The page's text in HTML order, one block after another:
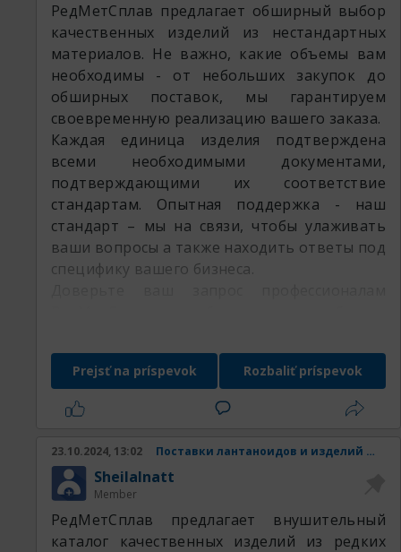
РедМетСплав предлагает обширный выбор
качественных изделий из нестандартных
материалов. Не важно, какие объемы вам
необходимы - от небольших закупок до
обширных поставок, мы гарантируем
своевременную реализацию вашего заказа.
Каждая единица изделия подтверждена
всеми необходимыми документами,
подтверждающими их соответствие
стандартам. Опытная поддержка - наш
стандарт – мы на связи, чтобы улаживать
ваши вопросы а также находить ответы под
специфику вашего бизнеса.
Наши товары:
Prejsť na príspevok Rozbaliť príspevok
23.10.2024, 13:02 Поставки лантаноидов и изделий из них.
SheilaInatt
Member
РедМетСплав предлагает внушительный
каталог качественных изделий из редких